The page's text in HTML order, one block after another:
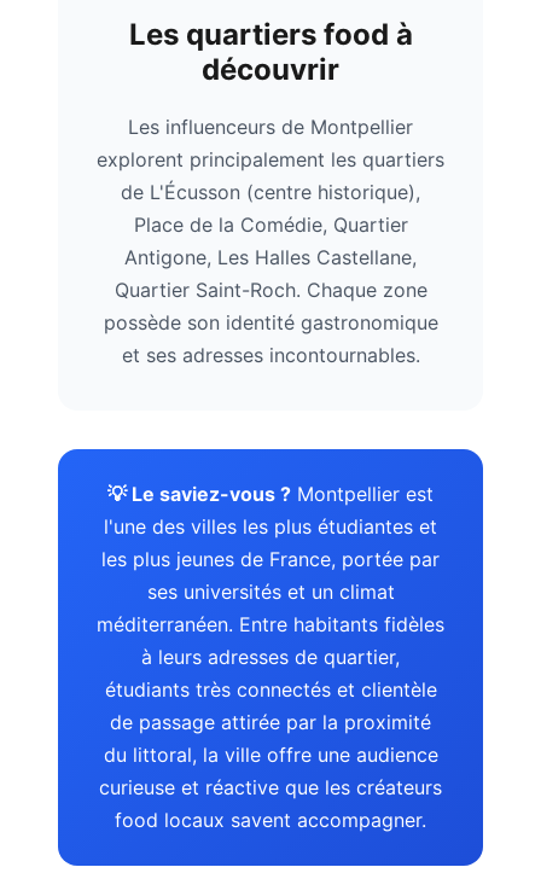
Les quartiers food à
découvrir
Les influenceurs de Montpellier
explorent principalement les quartiers
de L'Écusson (centre historique),
Place de la Comédie, Quartier
Antigone, Les Halles Castellane,
Quartier Saint-Roch. Chaque zone
possède son identité gastronomique
et ses adresses incontournables.
💡 Le saviez-vous ? Montpellier est
l'une des villes les plus étudiantes et
les plus jeunes de France, portée par
ses universités et un climat
méditerranéen. Entre habitants fidèles
à leurs adresses de quartier,
étudiants très connectés et clientèle
de passage attirée par la proximité
du littoral, la ville offre une audience
curieuse et réactive que les créateurs
food locaux savent accompagner.